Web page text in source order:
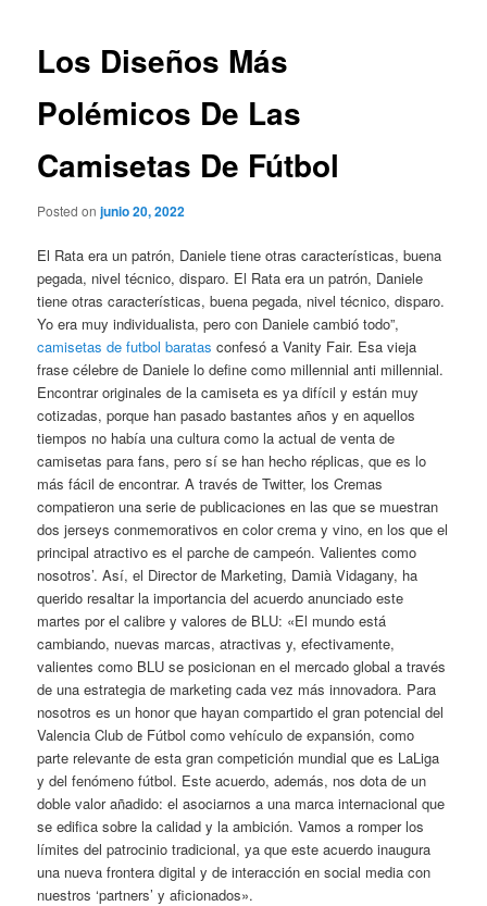
Los Diseños Más
Polémicos De Las
Camisetas De Fútbol
Posted onjunio 20, 2022
El Rata era un patrón, Daniele tiene otras características, buena
pegada, nivel técnico, disparo. El Rata era un patrón, Daniele
tiene otras características, buena pegada, nivel técnico, disparo.
Yo era muy individualista, pero con Daniele cambió todo”,
camisetas de futbol baratas confesó a Vanity Fair. Esa vieja
frase célebre de Daniele lo define como millennial anti millennial.
Encontrar originales de la camiseta es ya difícil y están muy
cotizadas, porque han pasado bastantes años y en aquellos
tiempos no había una cultura como la actual de venta de
camisetas para fans, pero sí se han hecho réplicas, que es lo
más fácil de encontrar. A través de Twitter, los Cremas
compatieron una serie de publicaciones en las que se muestran
dos jerseys conmemorativos en color crema y vino, en los que el
principal atractivo es el parche de campeón. Valientes como
nosotros’. Así, el Director de Marketing, Damià Vidagany, ha
querido resaltar la importancia del acuerdo anunciado este
martes por el calibre y valores de BLU: «El mundo está
cambiando, nuevas marcas, atractivas y, efectivamente,
valientes como BLU se posicionan en el mercado global a través
de una estrategia de marketing cada vez más innovadora. Para
nosotros es un honor que hayan compartido el gran potencial del
Valencia Club de Fútbol como vehículo de expansión, como
parte relevante de esta gran competición mundial que es LaLiga
y del fenómeno fútbol. Este acuerdo, además, nos dota de un
doble valor añadido: el asociarnos a una marca internacional que
se edifica sobre la calidad y la ambición. Vamos a romper los
límites del patrocinio tradicional, ya que este acuerdo inaugura
una nueva frontera digital y de interacción en social media con
nuestros ‘partners’ y aficionados».